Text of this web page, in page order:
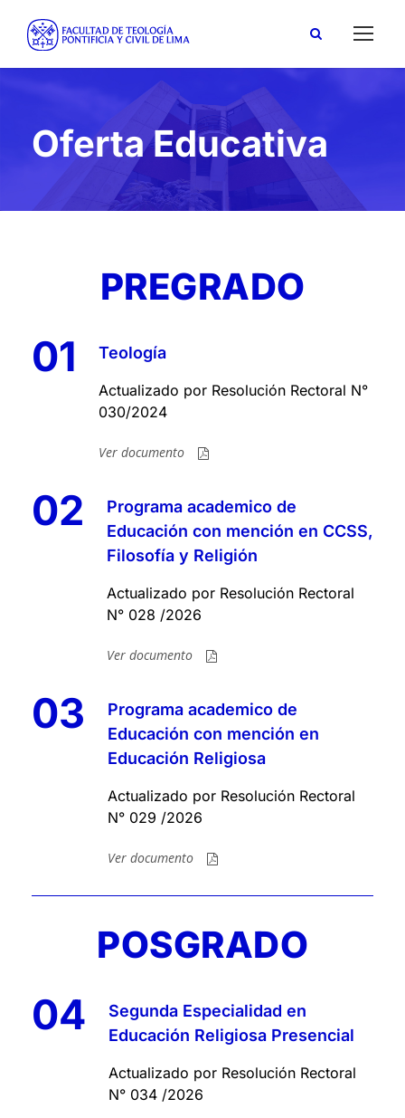
Oferta Educativa
PREGRADO
01 Teología
Actualizado por Resolución Rectoral N°
030/2024
Ver documento
02
Programa academico de
Educación con mención en CCSS,
Filosofía y Religión
Actualizado por Resolución Rectoral
N° 028 /2026
Ver documento
03
Programa academico de
Educación con mención en
Educación Religiosa
Actualizado por Resolución Rectoral
N° 029 /2026
Ver documento
POSGRADO
04
Segunda Especialidad en
Educación Religiosa Presencial
Actualizado por Resolución Rectoral
N° 034 /2026